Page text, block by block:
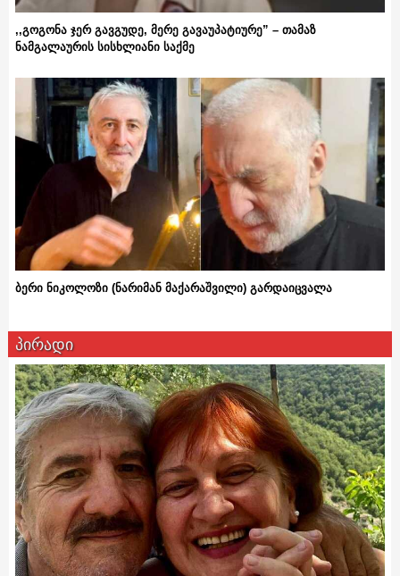
,,გოგონა ჯერ გავგუდე, მერე გავაუპატიურე” – თამაზ
ნამგალაურის სისხლიანი საქმე
ბერი ნიკოლოზი (ნარიმან მაქარაშვილი) გარდაიცვალა
პირადი